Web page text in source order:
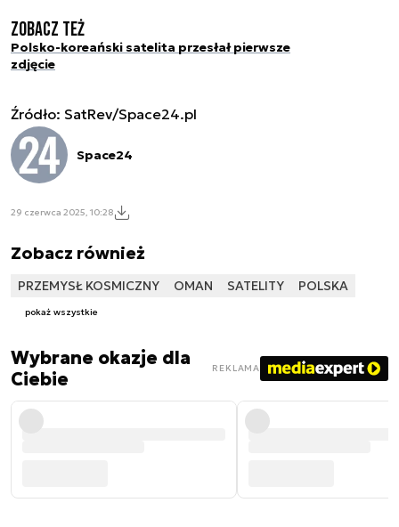
Zobacz też
Polsko-koreański satelita przesłał pierwsze
zdjęcie
Źródło: SatRev/Space24.pl
Space24
29 czerwca 2025, 10:28
Zobacz również
PRZEMYSŁ KOSMICZNY OMAN SATELITY POLSKA
pokaż wszystkie
Wybrane okazje dla
Ciebie
REKLAMA